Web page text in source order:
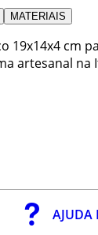
MATERIAIS
19x14x4 cm
artesanal na
AJUDA